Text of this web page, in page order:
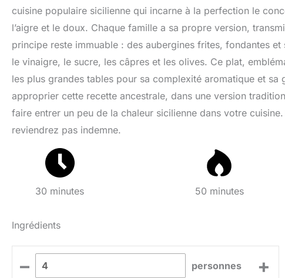
cuisine populaire sicilienne qui incarne à la perfection le
l’aigre et le doux. Chaque famille a sa propre version,
principe reste immuable : des aubergines frites, fondantes
le vinaigre, le sucre, les câpres et les olives. Ce plat,
les plus grandes tables pour sa complexité aromatique et
approprier cette recette ancestrale, dans une version
faire entrer un peu de la chaleur sicilienne dans votre
reviendrez pas indemne.
30 minutes 50 minutes
Ingrédients
– personnes +